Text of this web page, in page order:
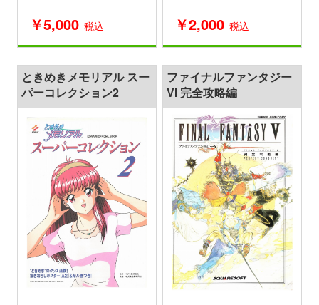
￥5,000 税込 ￥2,000 税込
ときめきメモリアル スー
パーコレクション2
ファイナルファンタジー
VI 完全攻略編